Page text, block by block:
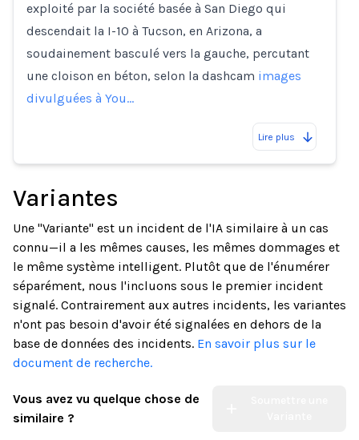
exploité par la société basée à San Diego qui
descendait la I-10 à Tucson, en Arizona, a
soudainement basculé vers la gauche, percutant
une cloison en béton, selon la dashcam images
divulguées à You…
Lire plus
Variantes
Une "Variante" est un incident de l'IA similaire à un cas
connu—il a les mêmes causes, les mêmes dommages et
le même système intelligent. Plutôt que de l'énumérer
séparément, nous l'incluons sous le premier incident
signalé. Contrairement aux autres incidents, les variantes
n'ont pas besoin d'avoir été signalées en dehors de la
base de données des incidents. En savoir plus sur le
document de recherche.
Vous avez vu quelque chose de
similaire ?